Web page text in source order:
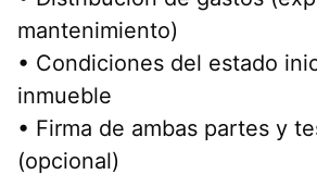
mantenimiento)
• Condiciones del estado
inmueble
• Firma de ambas partes y
(opcional)